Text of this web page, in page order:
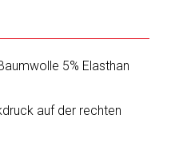
5% Elasthan
auf der rechten